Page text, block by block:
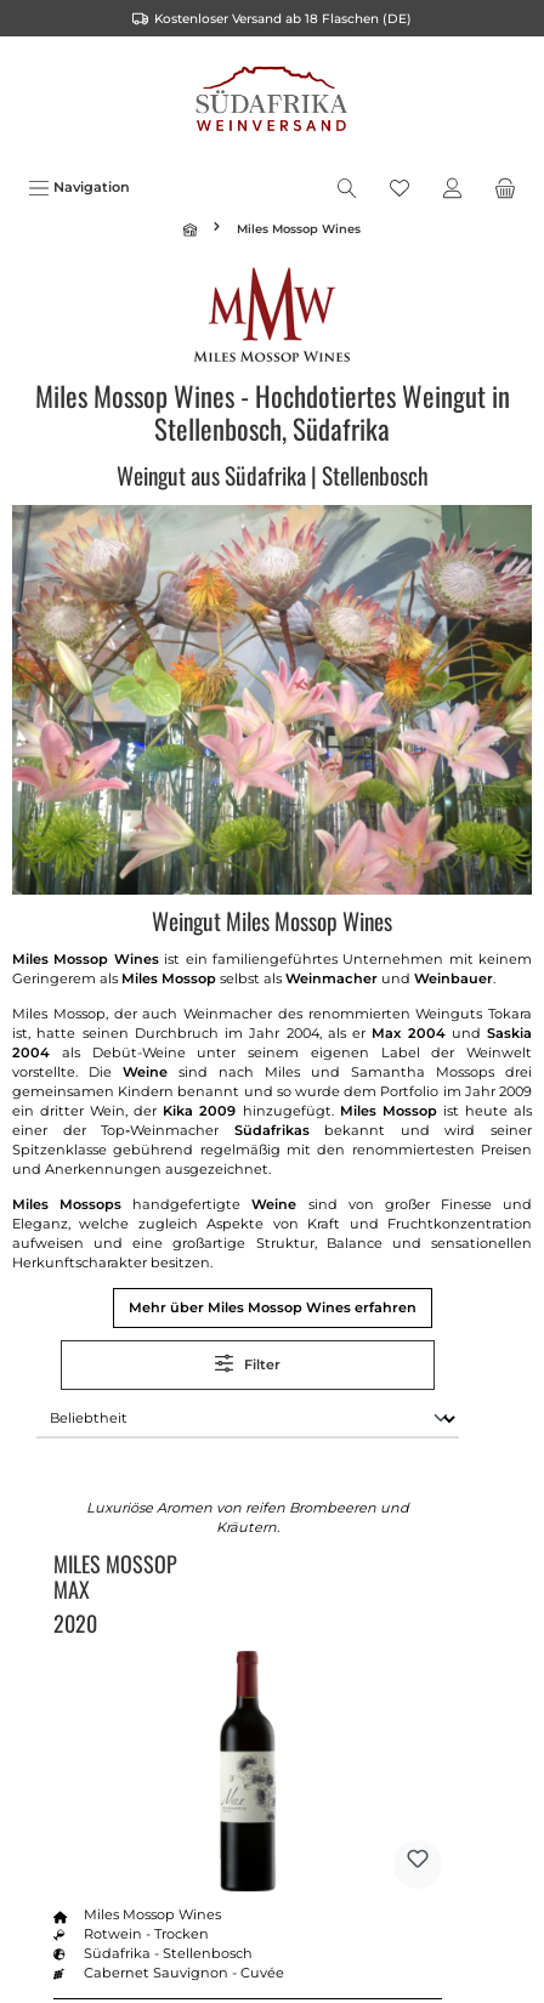
Kostenloser Versand ab 18 Flaschen (DE)
Navigation
Miles Mossop Wines
Miles Mossop Wines - Hochdotiertes Weingut in
Stellenbosch, Südafrika
Weingut aus Südafrika | Stellenbosch
Weingut Miles Mossop Wines
Miles Mossop Winesist ein familiengeführtes Unternehmen mit keinem
Geringerem als Miles Mossop selbst als Weinmacher und Weinbauer.
Miles Mossop, der auch Weinmacher des renommierten Weinguts Tokara
ist, hatte seinen Durchbruch im Jahr 2004, als er Max 2004und Saskia
2004 als Debüt-Weine unter seinem eigenen Label der Weinwelt
vorstellte. Die Weine sind nach Miles und Samantha Mossops drei
gemeinsamen Kindern benannt und so wurde dem Portfolio im Jahr 2009
ein dritter Wein, der Kika 2009 hinzugefügt. Miles Mossopist heute als
einer der Top-Weinmacher Südafrikasbekannt und wird seiner
Spitzenklasse gebührend regelmäßig mit den renommiertesten Preisen
und Anerkennungen ausgezeichnet.
Miles Mossops handgefertigteWeine sind von großer Finesse und
Eleganz, welche zugleich Aspekte von Kraft und Fruchtkonzentration
aufweisen und eine großartige Struktur, Balance und sensationellen
Herkunftscharakter besitzen.
Mehr über Miles Mossop Wines erfahren
Filter
Luxuriöse Aromen von reifen Brombeeren und
Kräutern.
MILES MOSSOP
MAX
2020
Miles Mossop Wines
Rotwein - Trocken
Südafrika - Stellenbosch
Cabernet Sauvignon - Cuvée